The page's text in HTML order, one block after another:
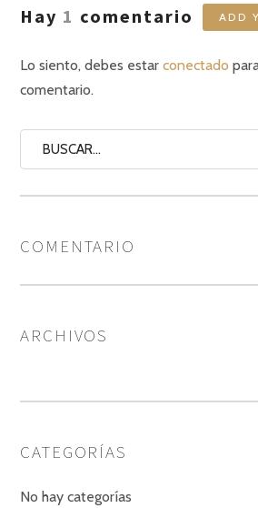
Hay 1 comentario ADD
Lo siento, debes estar conectado
comentario.
COMENTARIO
ARCHIVOS
CATEGORÍAS
No hay categorías